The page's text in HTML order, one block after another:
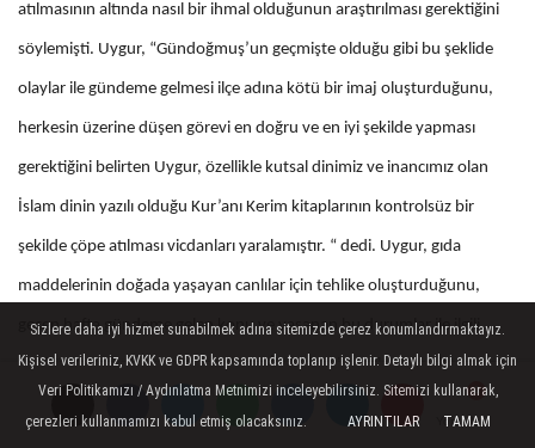
Yorumlar
Yorumlar
Yorumlar
atılmasının altında nasıl bir ihmal olduğunun araştırılması gerektiğini
söylemişti. Uygur, “Gündoğmuş’un geçmişte olduğu gibi bu şeklide
olaylar ile gündeme gelmesi ilçe adına kötü bir imaj oluşturduğunu,
herkesin üzerine düşen görevi en doğru ve en iyi şekilde yapması
gerektiğini belirten Uygur, özellikle kutsal dinimiz ve inancımız olan
İslam dinin yazılı olduğu Kur’anı Kerim kitaplarının kontrolsüz bir
şekilde çöpe atılması vicdanları yaralamıştır. “ dedi. Uygur, gıda
maddelerinin doğada yaşayan canlılar için tehlike oluşturduğunu,
gecen hafta gündeme gelen konu ve yaşanan bu durumlar ile ilgili
Müftülük başta olmak üzere, Tarım İlçe, siyasi partiler ve sivil toplum
kuruluşlarından bir açıklama beklediklerini dile getirmişti.
Sizlere daha iyi hizmet sunabilmek adına sitemizde çerez konumlandırmaktayız.
Kişisel verileriniz, KVKK ve GDPR kapsamında toplanıp işlenir. Detaylı bilgi almak için
Veri Politikamızı / Aydınlatma Metnimizi inceleyebilirsiniz. Sitemizi kullanarak,
çerezleri kullanmamızı kabul etmiş olacaksınız.
AYRINTILAR TAMAM